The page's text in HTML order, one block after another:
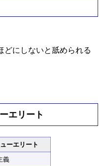
どにしないと舐められる
エリート
ーエリート
義